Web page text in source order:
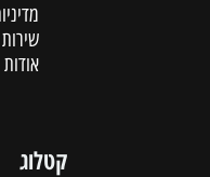
אודות
קטלוג